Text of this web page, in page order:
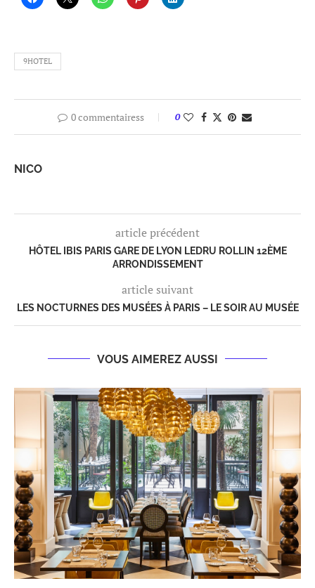
9HOTEL
0 commentairess 0
NICO
article précédent
HÔTEL IBIS PARIS GARE DE LYON LEDRU ROLLIN 12ÈME
ARRONDISSEMENT
article suivant
LES NOCTURNES DES MUSÉES À PARIS – LE SOIR AU MUSÉE
VOUS AIMEREZ AUSSI